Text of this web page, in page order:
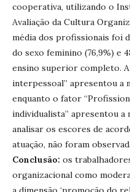
cooperativa, utilizando o
Avaliação da Cultura
média dos profissionais foi
do sexo feminino (76,9%) e
ensino superior completo.
interpessoal” apresentou a
enquanto o fator
individualista” apresentou a
analisar os escores de
atuação, não foram
Conclusão: os
organizacional como